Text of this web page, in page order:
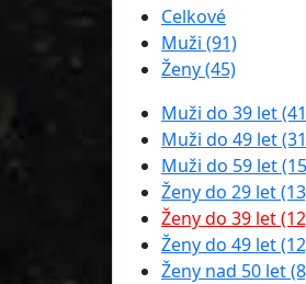
Celkové
Muži (91)
Ženy (45)
Muži do 39 let
Muži do 49 let
Muži do 59 let
Ženy do 29 let
Ženy do 39 let
Ženy do 49 let
Ženy nad 50 let